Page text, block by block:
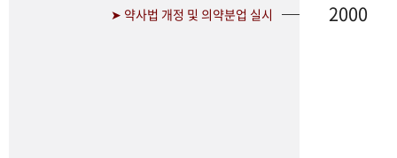
➤ 약사법 개정 및 의약분업 실시 2000